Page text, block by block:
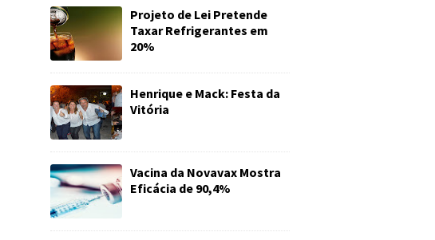
Projeto de Lei Pretende
Taxar Refrigerantes em
20%
Henrique e Mack: Festa da
Vitória
Vacina da Novavax Mostra
Eficácia de 90,4%